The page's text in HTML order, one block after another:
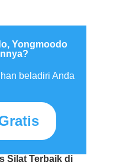
Yongmoodo
beladiri Anda
Silat Terbaik di